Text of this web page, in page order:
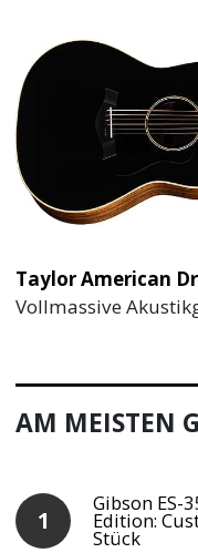
Taylor American
Vollmassive
AM MEISTEN
Gibson ES-
Edition:
Stück